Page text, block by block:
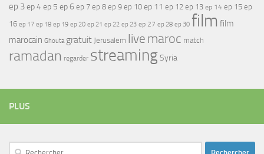
ep 3ep 4ep 5 ep 6 ep 7 ep 8 ep 9 ep 10 ep 11 ep 12 ep 13 ep 14 ep 15 ep
16 ep 17 ep 18 ep 19 ep 20 ep 21 ep 22 ep 23 ep 27 ep 28 ep 30 film film
marocain Ghouta gratuit Jerusalem live maroc match
ramadan regarder streamingSyria
PLUS
Rechercher :